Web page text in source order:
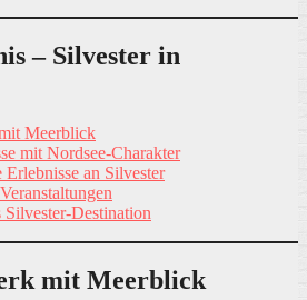
– Silvester in
Meerblick
mit Nordsee-Charakter
an Silvester
Destination
mit Meerblick